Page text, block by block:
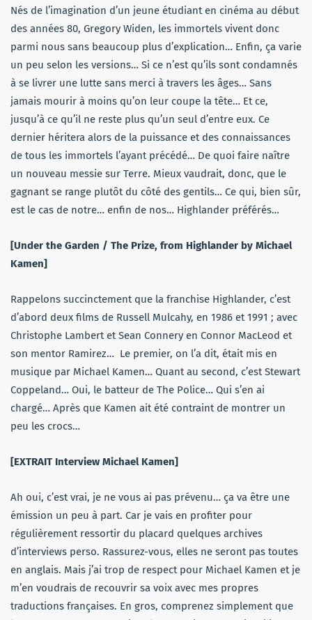
Nés de l’imagination d’un jeune étudiant en cinéma au début
des années 80, Gregory Widen, les immortels vivent donc
parmi nous sans beaucoup plus d’explication… Enfin, ça varie
un peu selon les versions… Si ce n’est qu’ils sont condamnés
à se livrer une lutte sans merci à travers les âges… Sans
jamais mourir à moins qu’on leur coupe la tête… Et ce,
jusqu’à ce qu’il ne reste plus qu’un seul d’entre eux. Ce
dernier héritera alors de la puissance et des connaissances
de tous les immortels l’ayant précédé… De quoi faire naître
un nouveau messie sur Terre. Mieux vaudrait, donc, que le
gagnant se range plutôt du côté des gentils… Ce qui, bien sûr,
est le cas de notre… enfin de nos… Highlander préférés…
[Under the Garden / The Prize, from Highlander by Michael
Kamen]
Rappelons succinctement que la franchise Highlander, c’est
d’abord deux films de Russell Mulcahy, en 1986 et 1991 ; avec
Christophe Lambert et Sean Connery en Connor MacLeod et
son mentor Ramirez… Le premier, on l’a dit, était mis en
musique par Michael Kamen… Quant au second, c’est Stewart
Coppeland… Oui, le batteur de The Police… Qui s’en ai
chargé… Après que Kamen ait été contraint de montrer un
peu les crocs…
[EXTRAIT Interview Michael Kamen]
Ah oui, c’est vrai, je ne vous ai pas prévenu… ça va être une
émission un peu à part. Car je vais en profiter pour
régulièrement ressortir du placard quelques archives
d’interviews perso. Rassurez-vous, elles ne seront pas toutes
en anglais. Mais j’ai trop de respect pour Michael Kamen et je
m’en voudrais de recouvrir sa voix avec mes propres
traductions françaises. En gros, comprenez simplement que